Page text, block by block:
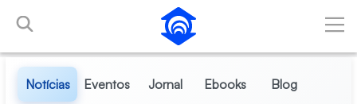
Pular para o Conteúdo principal
Notícias Eventos Jornal Ebooks Blog